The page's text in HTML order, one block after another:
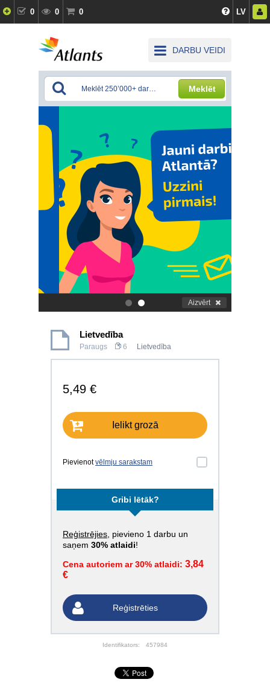
0 0 0 LV
DARBU VEIDI
Meklēt
. Aizvērt
Lietvedība
Paraugs 6 Lietvedība
5,49 €
Ielikt grozā
Pievienotvēlmju sarakstam
Gribi lētāk?
Reģistrējies , pievieno 1 darbu un
saņem 30% atlaidi!
Cena autoriem ar 30% atlaidi: 3,84
€
Reģistrēties
Identifikators: 457984